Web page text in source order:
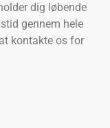
dig løbende
gennem hele
kontakte os for